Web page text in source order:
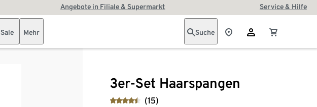
Angebote in Filiale & Supermarkt Service & Hilfe
Sale Mehr Suche
3er-Set Haarspangen
(15)